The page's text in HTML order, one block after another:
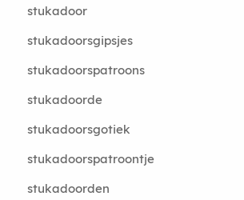
stukadoor
stukadoorsgipsjes
stukadoorspatroons
stukadoorde
stukadoorsgotiek
stukadoorspatroontje
stukadoorden